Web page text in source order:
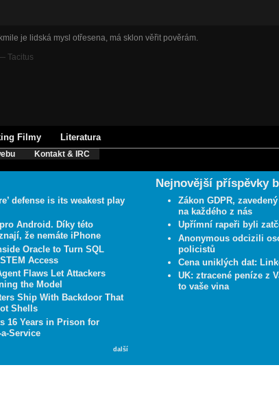
je lidská mysl otřesena, má sklon věřit pověrám.
Tacitus
Filmy Literatura
Kontakt & IRC
defense is its weakest play
Android. Díky této
že nemáte iPhone
Oracle to Turn SQL
Access
Flaws Let Attackers
the Model
Ship With Backdoor That
Shells
16 Years in Prison for
Service
další
Nejnovější příspěvky
Zákon GDPR,
na každého z nás
Upřímní rapeři byli
Anonymous odcizili
policistů
Cena uniklých dat:
UK: ztracené peníze z
to vaše vina